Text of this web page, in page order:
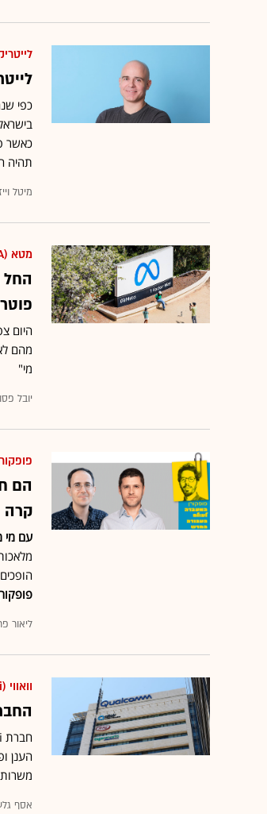
לייטריקס
תהיה
מיטל
מטא (META)
היום
מהם
מי"
יובל פסו
קרה
עם מי
ליאור
וואווי (Huawei)
אסף